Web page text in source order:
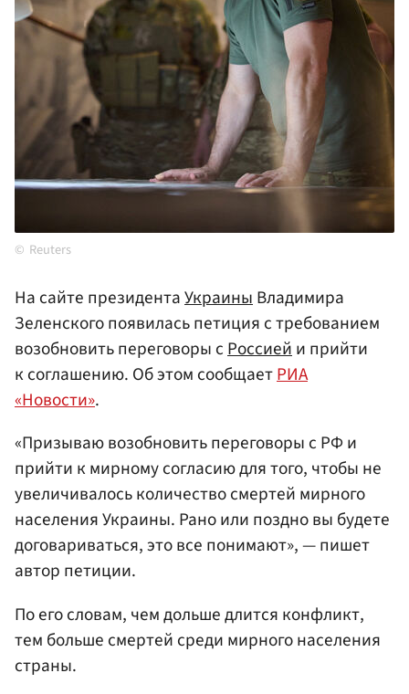
Reuters
На сайте президентаУкраиныВладимира
Зеленского появилась петиция с требованием
возобновить переговоры сРоссиейи прийти
к соглашению. Об этом сообщаетРИА
«Новости».
«Призываю возобновить переговоры с РФ и
прийти к мирному согласию для того, чтобы не
увеличивалось количество смертей мирного
населения Украины. Рано или поздно вы будете
договариваться, это все понимают», — пишет
автор петиции.
По его словам, чем дольше длится конфликт,
тем больше смертей среди мирного населения
страны.